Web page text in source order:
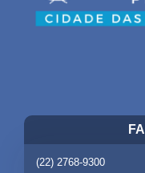
(22) 2768-9300